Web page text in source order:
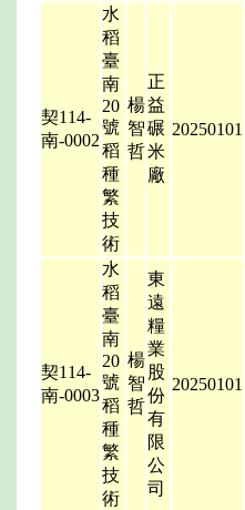
契114-
南-0002
水
稻
臺
南
20
號
稻
種
繁
技
術
楊
智
哲
正
益
碾
米
廠
20250101
契114-
南-0003
水
稻
臺
南
20
號
稻
種
繁
技
術
楊
智
哲
東
遠
糧
業
股
份
有
限
公
司
20250101